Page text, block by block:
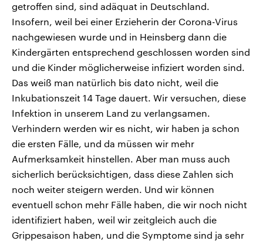
getroffen sind, sind adäquat in Deutschland.
Insofern, weil bei einer Erzieherin der Corona-Virus
nachgewiesen wurde und in Heinsberg dann die
Kindergärten entsprechend geschlossen worden sind
und die Kinder möglicherweise infiziert worden sind.
Das weiß man natürlich bis dato nicht, weil die
Inkubationszeit 14 Tage dauert. Wir versuchen, diese
Infektion in unserem Land zu verlangsamen.
Verhindern werden wir es nicht, wir haben ja schon
die ersten Fälle, und da müssen wir mehr
Aufmerksamkeit hinstellen. Aber man muss auch
sicherlich berücksichtigen, dass diese Zahlen sich
noch weiter steigern werden. Und wir können
eventuell schon mehr Fälle haben, die wir noch nicht
identifiziert haben, weil wir zeitgleich auch die
Grippesaison haben, und die Symptome sind ja sehr